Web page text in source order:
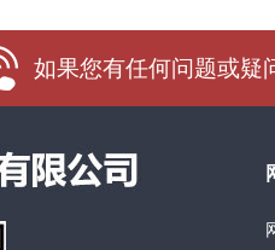
如果您有任何问题或疑